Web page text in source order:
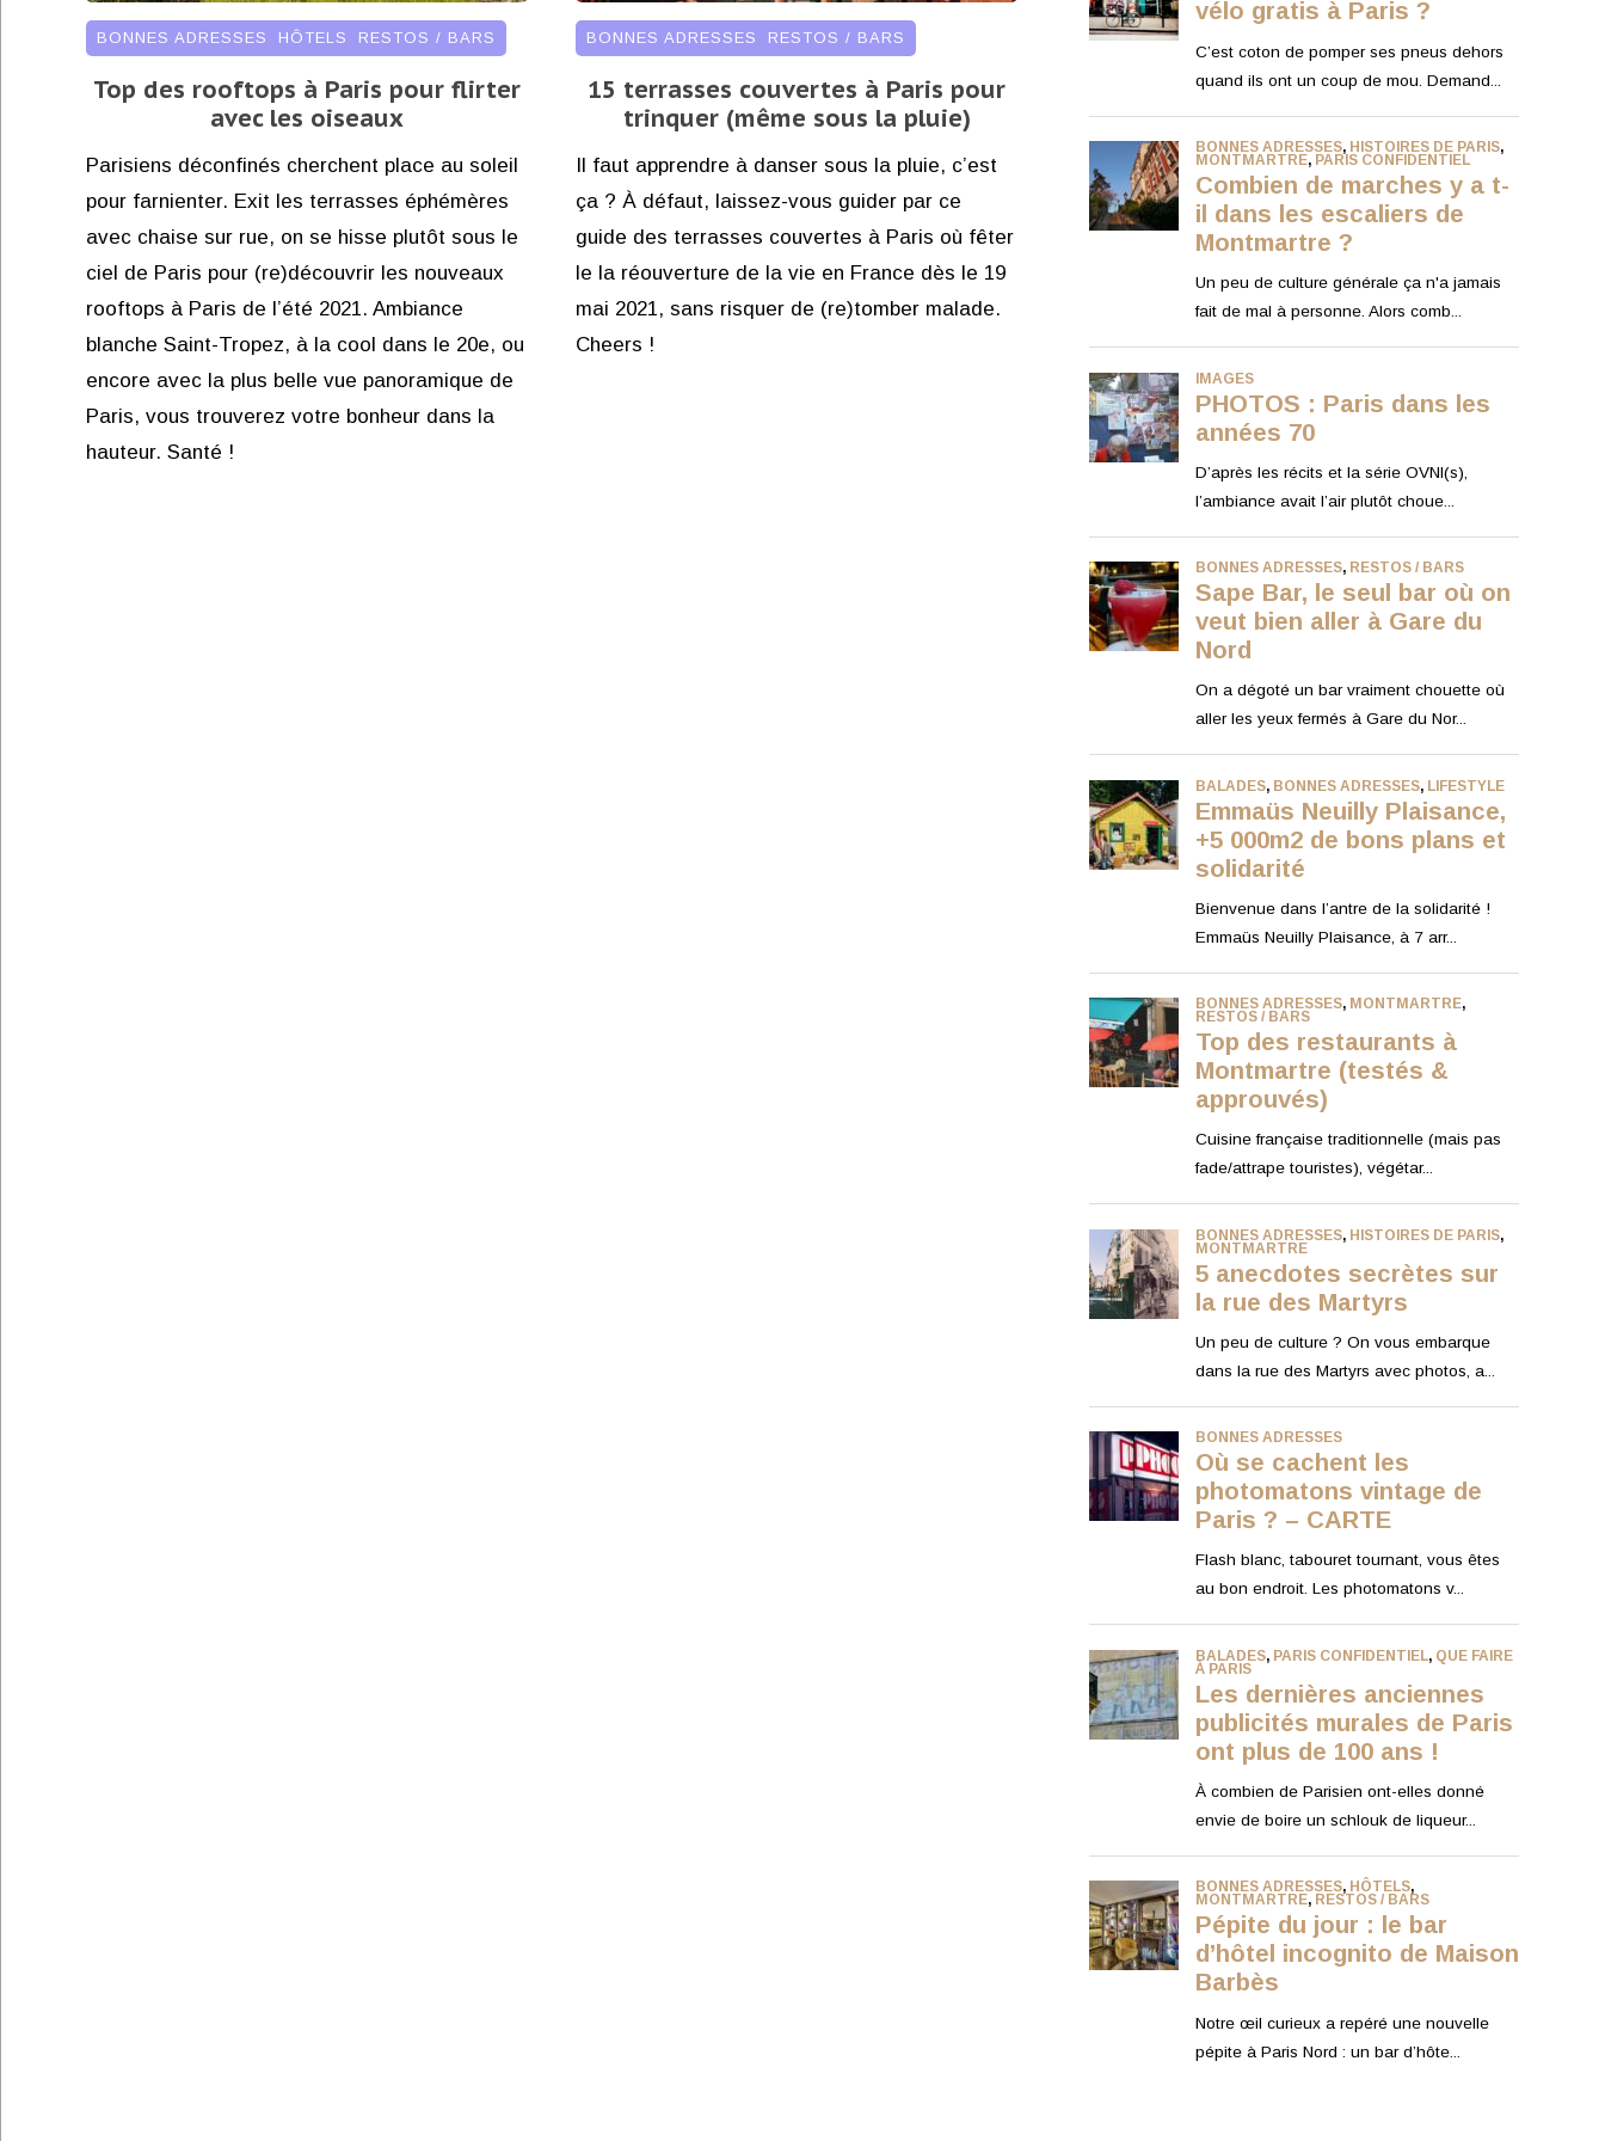
BONNES ADRESSES HÔTELS RESTOS / BARS
Top des rooftops à Paris pour flirter
avec les oiseaux
Parisiens déconfinés cherchent place au soleil
pour farnienter. Exit les terrasses éphémères
avec chaise sur rue, on se hisse plutôt sous le
ciel de Paris pour (re)découvrir les nouveaux
rooftops à Paris de l’été 2021. Ambiance
blanche Saint-Tropez, à la cool dans le 20e, ou
encore avec la plus belle vue panoramique de
Paris, vous trouverez votre bonheur dans la
hauteur. Santé !
BONNES ADRESSES RESTOS / BARS
15 terrasses couvertes à Paris pour
trinquer (même sous la pluie)
Il faut apprendre à danser sous la pluie, c’est
ça ? À défaut, laissez-vous guider par ce
guide des terrasses couvertes à Paris où fêter
le la réouverture de la vie en France dès le 19
mai 2021, sans risquer de (re)tomber malade.
Cheers !